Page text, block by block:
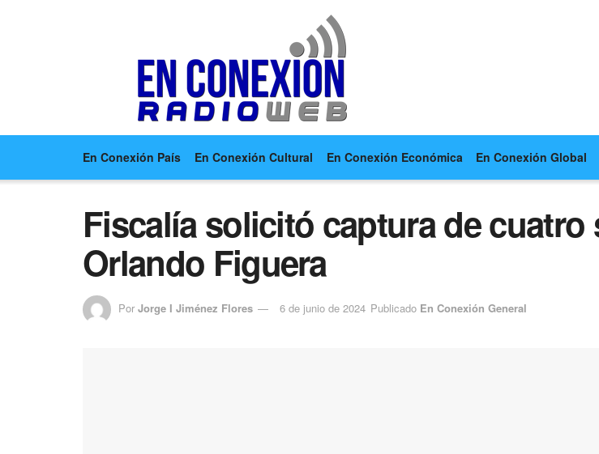
En Conexión País En Conexión Cultural En Conexión Económica En Conexión Global
Fiscalía solicitó captura de
Orlando Figuera
Por Jorge I Jiménez Flores 6 de junio de 2024 Publicado En Conexión General